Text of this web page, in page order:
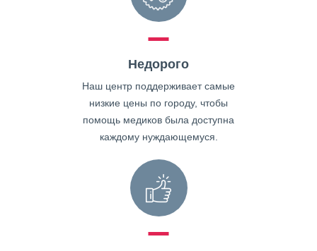
Недорого
Наш центр поддерживает самые
низкие цены по городу, чтобы
помощь медиков была доступна
каждому нуждающемуся.